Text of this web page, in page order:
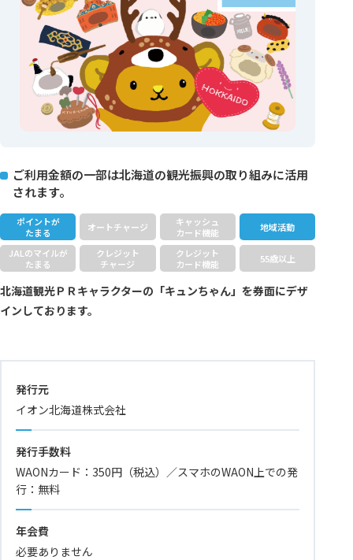
ご利用金額の一部は北海道の観光振興の取り組みに活用
されます。
ポイントが
たまる
オートチャージ
キャッシュ
カード機能
地域活動
JALのマイルが
たまる
クレジット
チャージ
クレジット
カード機能
55歳以上
北海道観光ＰＲキャラクターの「キュンちゃん」を券面にデザ
インしております。
発行元
イオン北海道株式会社
発行手数料
WAONカード：350円（税込）／スマホのWAON上での発
行：無料
年会費
必要ありません